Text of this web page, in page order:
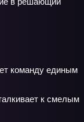
команду единым
к смелым